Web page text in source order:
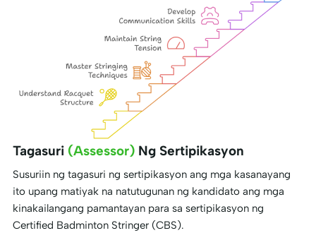
Tagasuri (Assessor) Ng Sertipikasyon
Susuriin ng tagasuri ng sertipikasyon ang mga kasanayang
ito upang matiyak na natutugunan ng kandidato ang mga
kinakailangang pamantayan para sa sertipikasyon ng
Certified Badminton Stringer (CBS).